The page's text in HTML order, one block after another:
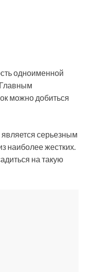
одноименной
можно добиться
серьезным
наиболее жестких.
на такую